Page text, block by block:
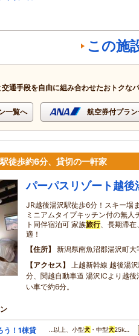
この施
交通手段を自由に組み合わせたおトクな
一覧へ 航空券付プラ
徒歩約6分、貸切の一軒家
パーパスリゾート越後
JR越後湯沢駅徒歩6分！スキー場
ミニアムタイプキッチン付の無人
ト同伴宿泊可 家族旅行、長期滞在
適！
住所
新潟県南魚沼郡湯沢町
アクセス
上越新幹線 越後湯
分、関越自動車道 湯沢ICより越
い車で約6分。
う！1棟貸
…以上、小型犬 ・中型犬25k…